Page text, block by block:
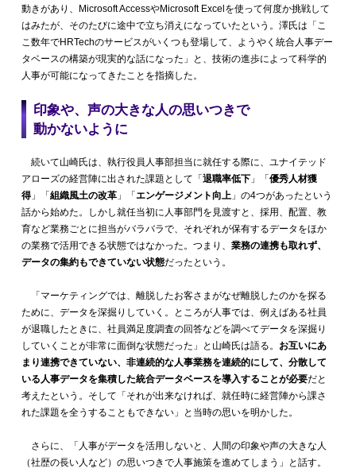
動きがあり、Microsoft AccessやMicrosoft Excelを使って何度か挑戦して
はみたが、そのたびに途中で立ち消えになっていたという。澤氏は「こ
こ数年でHRTechのサービスがいくつも登場して、ようやく統合人事デー
タベースの構築が現実的な話になった」と、技術の進歩によって科学的
人事が可能になってきたことを指摘した。
印象や、声の大きな人の思いつきで
動かないように
続いて山崎氏は、執行役員人事部担当に就任する際に、ユナイテッド
アローズの経営陣に出された課題として「退職率低下」「優秀人材獲
得」「組織風土の改革」「エンゲージメント向上 」の4つがあったという
話から始めた。しかし就任当初に人事部門を見渡すと、採用、配置、教
育など業務ごとに担当がバラバラで、それぞれが保有するデータをほか
の業務で活用できる状態ではなかった。つまり、 業務の連携も取れず、
データの集約もできていない状態だったという。
「マーケティングでは、離脱したお客さまがなぜ離脱したのかを探る
ために、データを深掘りしていく。ところが人事では、例えばある社員
が退職したときに、社員満足度調査の回答などを調べてデータを深掘り
していくことが非常に面倒な状態だった」と山崎氏は語る。 お互いにあ
まり連携できていない、非連続的な人事業務を連続的にして、分散して
いる人事データを集積した統合データベースを導入することが必要だと
考えたという。そして「それが出来なければ、就任時に経営陣から課さ
れた課題を全うすることもできない」と当時の思いを明かした。
さらに、「人事がデータを活用しないと、人間の印象や声の大きな人
（社歴の長い人など）の思いつきで人事施策を進めてしまう」と話す。